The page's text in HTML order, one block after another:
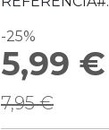
-25%
Precio
especial
5,99 €
7,95 €